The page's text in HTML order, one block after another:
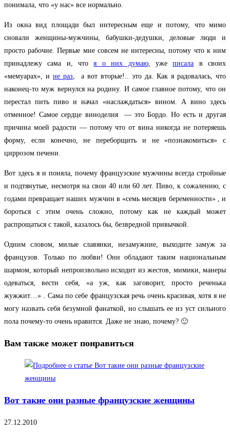
понимала, что «у нас» все нормально.
Из окна вид площади был интересным еще и потому, что мимо
сновали женщины-мужчины, бабушки-дедушки, деловые люди и
просто рабочие. Первые мне совсем не интересны, потому что к ним
принадлежу сама и, чтоя о них думаю, ужеписала в своих
«мемуарах», и не раз, а вот вторые!.. это да. Как я радовалась, что
наконец-то муж вернулся на родину. И самое главное потому, что он
перестал пить пиво и начал «наслаждаться» вином. А вино здесь
отменное! Самое сердце виноделия — это Бордо. Но есть и другая
причина моей радости — потому что от вина никогда не потеряешь
форму, если конечно, не переборщить и не «познакомиться» с
циррозом печени.
Вот здесь я и поняла, почему французские мужчины всегда стройные
и подтянутые, несмотря на свои 40 или 60 лет. Пиво, к сожалению, с
годами превращает наших мужчин в «семь месяцев беременности» , и
бороться с этим очень сложно, потому как не каждый может
распрощаться с такой, казалось бы, безвредной привычкой.
Одним словом, милые славянки, незамужние, выходите замуж за
французов. Только по любви! Они обладают таким национальным
шармом, который непроизвольно исходит из жестов, мимики, манеры
одеваться, вести себя, «а уж, как заговорит, просто реченька
жужжит…» . Сама по себе французская речь очень красивая, хотя я не
могу назвать себя безумной фанаткой, но слышать ее из уст сильного
пола почему-то очень нравится. Даже не знаю, почему? 🙂
Вам также может понравиться
Вот такие они разные французские женщины
27.12.2010